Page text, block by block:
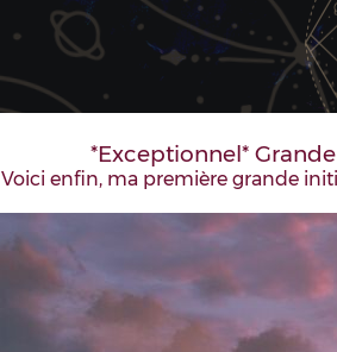
*Exceptionnel*
Voici enfin, ma première grande